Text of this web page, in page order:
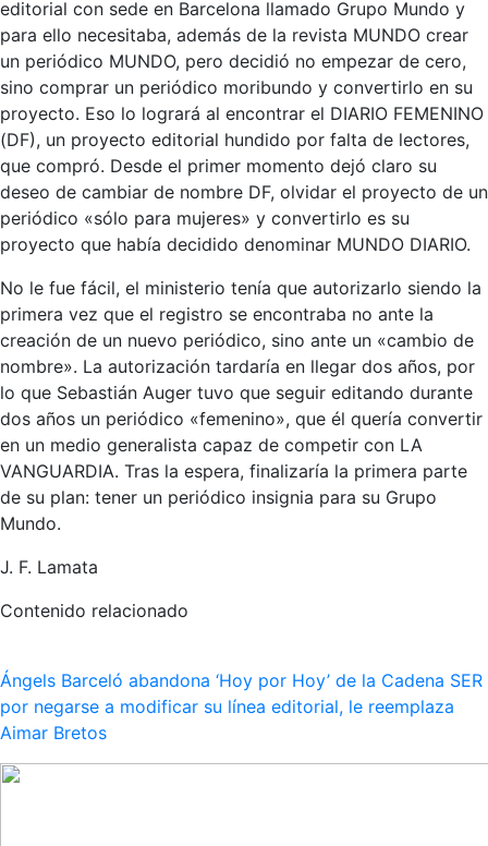
editorial con sede en Barcelona llamado Grupo Mundo y
para ello necesitaba, además de la revista MUNDO crear
un periódico MUNDO, pero decidió no empezar de cero,
sino comprar un periódico moribundo y convertirlo en su
proyecto. Eso lo logrará al encontrar el DIARIO FEMENINO
(DF), un proyecto editorial hundido por falta de lectores,
que compró. Desde el primer momento dejó claro su
deseo de cambiar de nombre DF, olvidar el proyecto de un
periódico «sólo para mujeres» y convertirlo es su
proyecto que había decidido denominar MUNDO DIARIO.
No le fue fácil, el ministerio tenía que autorizarlo siendo la
primera vez que el registro se encontraba no ante la
creación de un nuevo periódico, sino ante un «cambio de
nombre». La autorización tardaría en llegar dos años, por
lo que Sebastián Auger tuvo que seguir editando durante
dos años un periódico «femenino», que él quería convertir
en un medio generalista capaz de competir con LA
VANGUARDIA. Tras la espera, finalizaría la primera parte
de su plan: tener un periódico insignia para su Grupo
Mundo.
J. F. Lamata
Contenido relacionado
Ángels Barceló abandona ‘Hoy por Hoy’ de la Cadena SER
por negarse a modificar su línea editorial, le reemplaza
Aimar Bretos